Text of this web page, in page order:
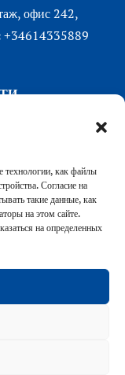
технологии, как файлы
Согласие на
такие данные, как
на этом сайте.
на определенных
офис 242,
+34614335889
файлов